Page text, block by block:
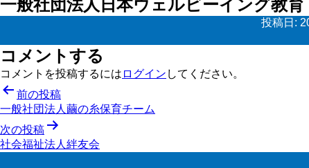
一般社団法人日本ウェルビーイング教育
投稿日:
コメントする
コメントを投稿するには ログイン してください。
投
稿
ナ
ビ
前の投稿
一般社団法人繭の糸保育チーム
次の投稿
社会福祉法人絆友会